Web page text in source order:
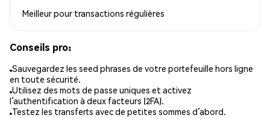
Meilleur pour transactions régulières
Conseils pro:
Sauvegardez les seed phrases de votre portefeuille hors ligne
en toute sécurité.
Utilisez des mots de passe uniques et activez
l’authentification à deux facteurs (2FA).
Testez les transferts avec de petites sommes d’abord.